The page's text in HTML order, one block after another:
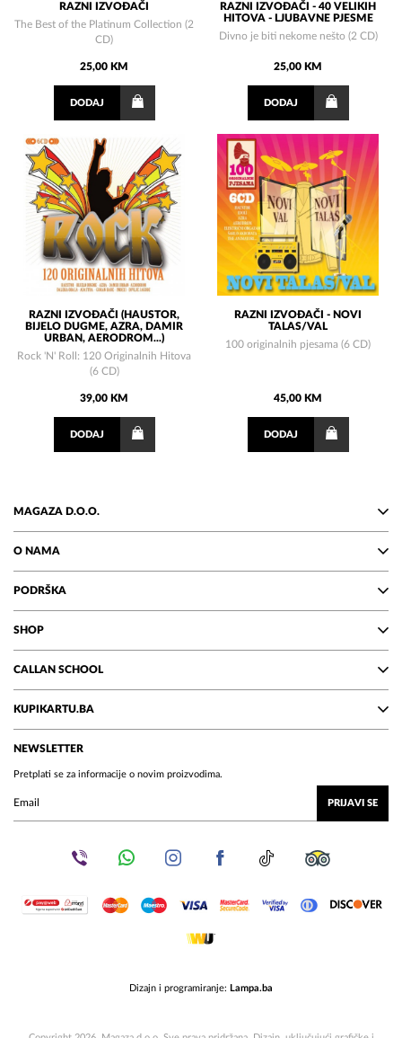
RAZNI IZVOĐAČI
The Best of the Platinum Collection (2
CD)
25,00 KM
DODAJ
RAZNI IZVOĐAČI - 40 VELIKIH
HITOVA - LJUBAVNE PJESME
Divno je biti nekome nešto (2 CD)
25,00 KM
DODAJ
RAZNI IZVOĐAČI (HAUSTOR,
BIJELO DUGME, AZRA, DAMIR
URBAN, AERODROM...)
Rock 'N' Roll: 120 Originalnih Hitova
(6 CD)
39,00 KM
DODAJ
RAZNI IZVOĐAČI - NOVI
TALAS/VAL
100 originalnih pjesama (6 CD)
45,00 KM
DODAJ
MAGAZA D.O.O.
O NAMA
PODRŠKA
SHOP
CALLAN SCHOOL
KUPIKARTU.BA
NEWSLETTER
Pretplati se za informacije o novim proizvodima.
PRIJAVI SE
Dizajn i programiranje: Lampa.ba